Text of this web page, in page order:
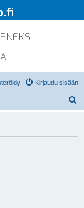
Kirjaudu sisään